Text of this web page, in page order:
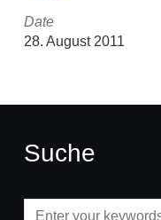
Date
28. August 2011
Suche